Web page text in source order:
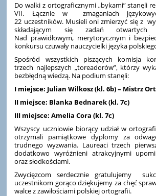
Do walki z ortograficznymi „bykami” stanęli
VII. Łącznie w zmaganiach
22 uczestników. Musieli oni zmierzyć się z
składającym się zadań
Nad prawidłowym, merytorycznym i
konkursu czuwały nauczycielki języka
Spośród wszystkich piszących komisja
trzech najlepszych „toreadorów”, którzy
bezbłędną wiedzą. Na podium stanęli:
I miejsce: Julian Wilkosz (kl. 6b) – Mistrz
II miejsce: Blanka Bednarek (kl. 7c)
III miejsce: Amelia Cora (kl. 7c)
Wszyscy uczniowie biorący udział w
otrzymali pamiątkowe dyplomy za
trudnego wyzwania. Laureaci trzech
dodatkowo wyróżnieni atrakcyjnymi
oraz słodkościami.
Zwycięzcom serdecznie gratulujemy
uczestnikom gorąco dziękujemy za chęć
walce z zawiłościami polskiej ortografii.